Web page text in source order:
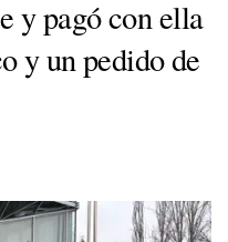
y pagó con ella
y un pedido de